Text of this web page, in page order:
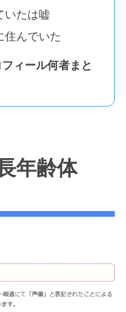
いたは嘘
住んでいた
ィール何者まと
年齢体